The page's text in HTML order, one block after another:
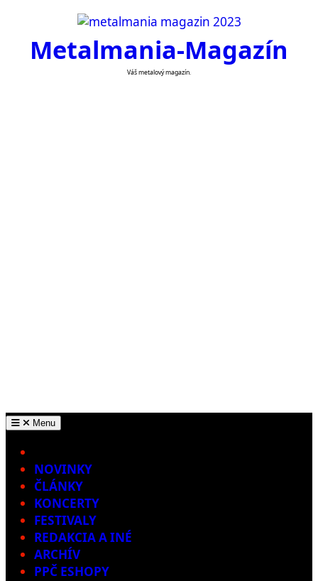
contentMetalmania-Magazín
Váš metalový magazín.
Menu
NOVINKY
ČLÁNKY
KONCERTY
FESTIVALY
REDAKCIA A INÉ
ARCHÍV
PPČ ESHOPY